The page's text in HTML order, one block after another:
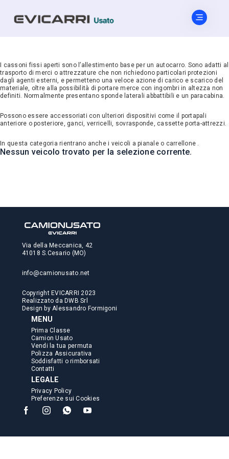
I cassoni fissi aperti sono l’allestimento base per un autocarro. Sono adatti al
trasporto di merci o attrezzature che non richiedono particolari protezioni
dagli agenti esterni, e permetteno una veloce azione di carico e scarico del
materiale, oltre alla possibilità di portare merce con ingombri in altezza non
definiti. Normalmente presentano sponde laterali abbattibili e un paracabina.
Possono essere accessoriati con ulteriori dispositivi come il portapali
anteriore o posteriore, ganci, verricelli, sovrasponde, cassette porta-attrezzi.
In questa categoria rientrano anche i veicoli a pianale o carrellone .
Nessun veicolo trovato per la selezione corrente.
Via della Meccanica, 42
41018 S.Cesario (MO)
info@camionusato.net
Copyright EVICARRI 2023
Realizzato da DWB Srl
Design byAlessandro Formigoni
MENU
Prima Classe
Camion Usato
Vendi la tua permuta
Polizza Assicurativa
Soddisfatti o rimborsati
Contatti
LEGALE
Privacy Policy
Preferenze sui Cookies